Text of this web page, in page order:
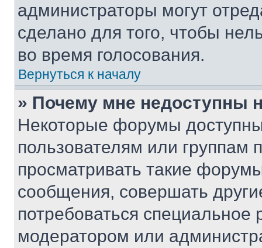
администраторы могут
сделано для того, чтобы
во время голосования.
Вернуться к началу
» Почему мне недоступны
Некоторые форумы
пользователям или группам
просматривать такие
сообщения, совершать
потребоваться
модератором или